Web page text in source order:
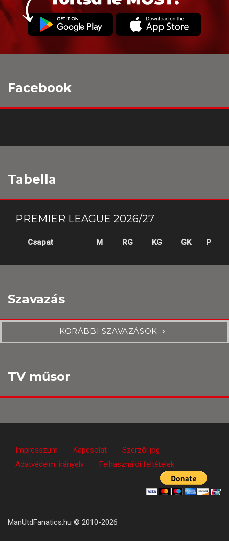
Facebook
Tabella
PREMIER LEAGUE 2026/27
Csapat M RG KG GK P
Szavazás
KORÁBBI SZAVAZÁSOK
TV műsor
Impresszum Kapcsolat
Szerzői jog
Adatvédelmi irányelv
Felhasználói feltételek
ManUtdFanatics.hu © 2010-2026